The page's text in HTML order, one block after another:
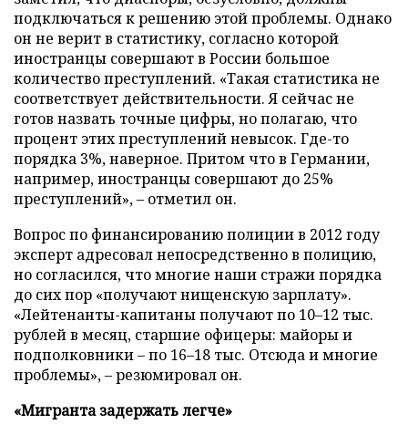
подключаться к решению этой проблемы. Однако
он не верит в статистику, согласно которой
иностранцы совершают в России большое
количество преступлений. «Такая статистика не
соответствует действительности. Я сейчас не
готов назвать точные цифры, но полагаю, что
процент этих преступлений невысок. Где-то
порядка 3%, наверное. Притом что в Германии,
например, иностранцы совершают до 25%
преступлений», – отметил он.
Вопрос по финансированию полиции в 2012 году
эксперт адресовал непосредственно в полицию,
но согласился, что многие наши стражи порядка
до сих пор «получают нищенскую зарплату».
«Лейтенанты-капитаны получают по 10–12 тыс.
рублей в месяц, старшие офицеры: майоры и
подполковники – по 16–18 тыс. Отсюда и многие
проблемы», – резюмировал он.
«Мигранта задержать легче»